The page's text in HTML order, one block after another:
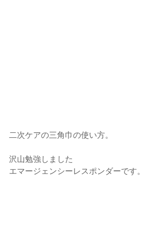
二次ケアの三角巾の使い方。
沢山勉強しました
エマージェンシーレスポンダーです。